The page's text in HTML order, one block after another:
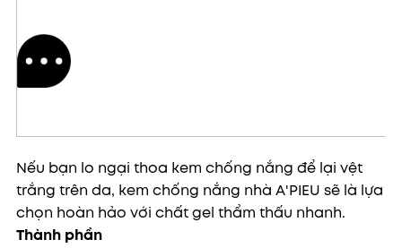
Nếu bạn lo ngại thoa kem chống nắng để lại vệt
trắng trên da, kem chống nắng nhà A'PIEU sẽ là lựa
chọn hoàn hảo với chất gel thẩm thấu nhanh.
Thành phần